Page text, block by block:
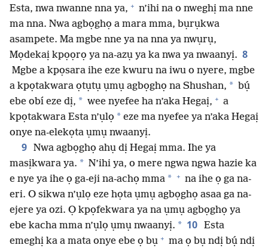
Esta, nwa nwanne nna ya, + n’ihi na o nweghị ma nne
ma nna. Nwa agbọghọ a mara mma, bụrụkwa
asampete. Ma mgbe nne ya na nna ya nwụrụ,
Mọdekaị kpọọrọ ya na-azụ ya ka nwa ya nwaanyị. 8
Mgbe a kpọsara ihe eze kwuru na iwu o nyere, mgbe
a kpọtakwara ọtụtụ ụmụ agbọghọ na Shushan, * bụ́
ebe obí eze dị, * wee nyefee ha n’aka Hegaị, + a
kpọtakwara Esta n’ụlọ * eze ma nyefee ya n’aka Hegaị
onye na-elekọta ụmụ nwaanyị.
9 Nwa agbọghọ ahụ dị Hegaị mma. Ihe ya
masịkwara ya. * N’ihi ya, o mere ngwa ngwa hazie ka
e nye ya ihe ọ ga-eji na-achọ mma * + na ihe ọ ga na-
eri. O sikwa n’ụlọ eze họta ụmụ agbọghọ asaa ga na-
ejere ya ozi. Ọ kpọfekwara ya na ụmụ agbọghọ ya
ebe kacha mma n’ụlọ ụmụ nwaanyị. * 10 Esta
emeghị ka a mata onye ebe ọ bụ + ma ọ bụ ndị bụ́ ndị